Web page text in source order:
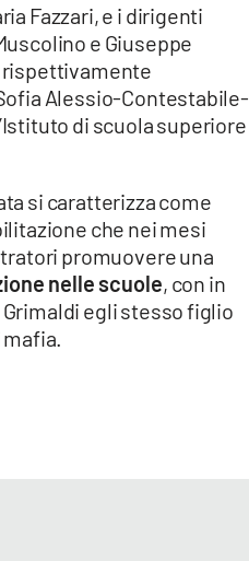
Fazzari, e i dirigenti
e Giuseppe
rispettivamente
Alessio-Contestabile-
di scuola superiore
si caratterizza come
che nei mesi
promuovere una
nelle scuole, con in
egli stesso figlio